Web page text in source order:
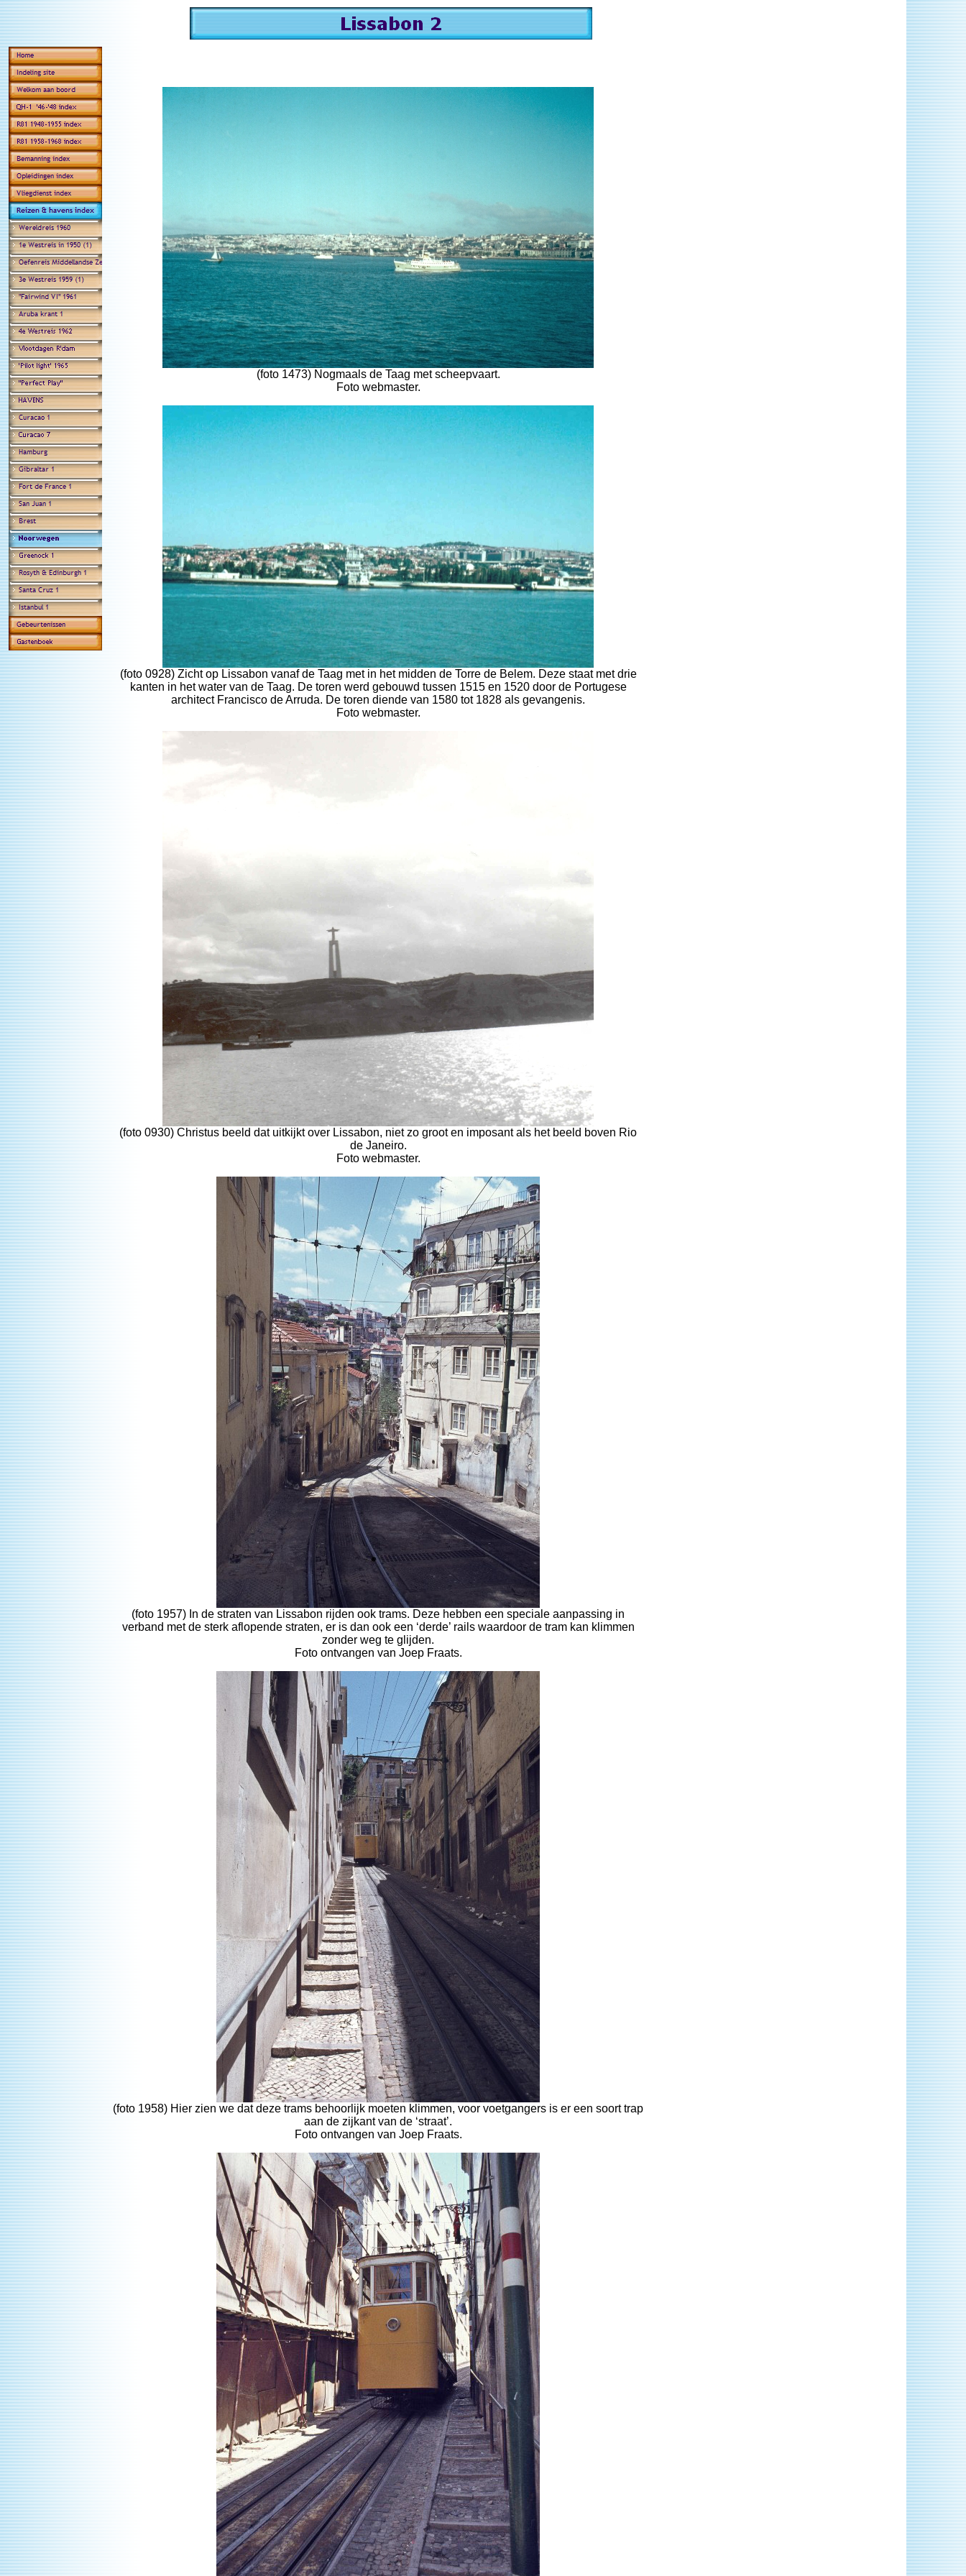
(foto 1473) Nogmaals de Taag met scheepvaart.
Foto webmaster.
(foto 0928) Zicht op Lissabon vanaf de Taag met in het midden de Torre de Belem. Deze staat met drie
kanten in het water van de Taag. De toren werd gebouwd tussen 1515 en 1520 door de Portugese
architect Francisco de Arruda. De toren diende van 1580 tot 1828 als gevangenis.
Foto webmaster.
(foto 0930) Christus beeld dat uitkijkt over Lissabon, niet zo groot en imposant als het beeld boven Rio
de Janeiro.
Foto webmaster.
(foto 1957) In de straten van Lissabon rijden ook trams. Deze hebben een speciale aanpassing in
verband met de sterk aflopende straten, er is dan ook een ‘derde’ rails waardoor de tram kan klimmen
zonder weg te glijden.
Foto ontvangen van Joep Fraats.
(foto 1958) Hier zien we dat deze trams behoorlijk moeten klimmen, voor voetgangers is er een soort trap
aan de zijkant van de ‘straat’.
Foto ontvangen van Joep Fraats.